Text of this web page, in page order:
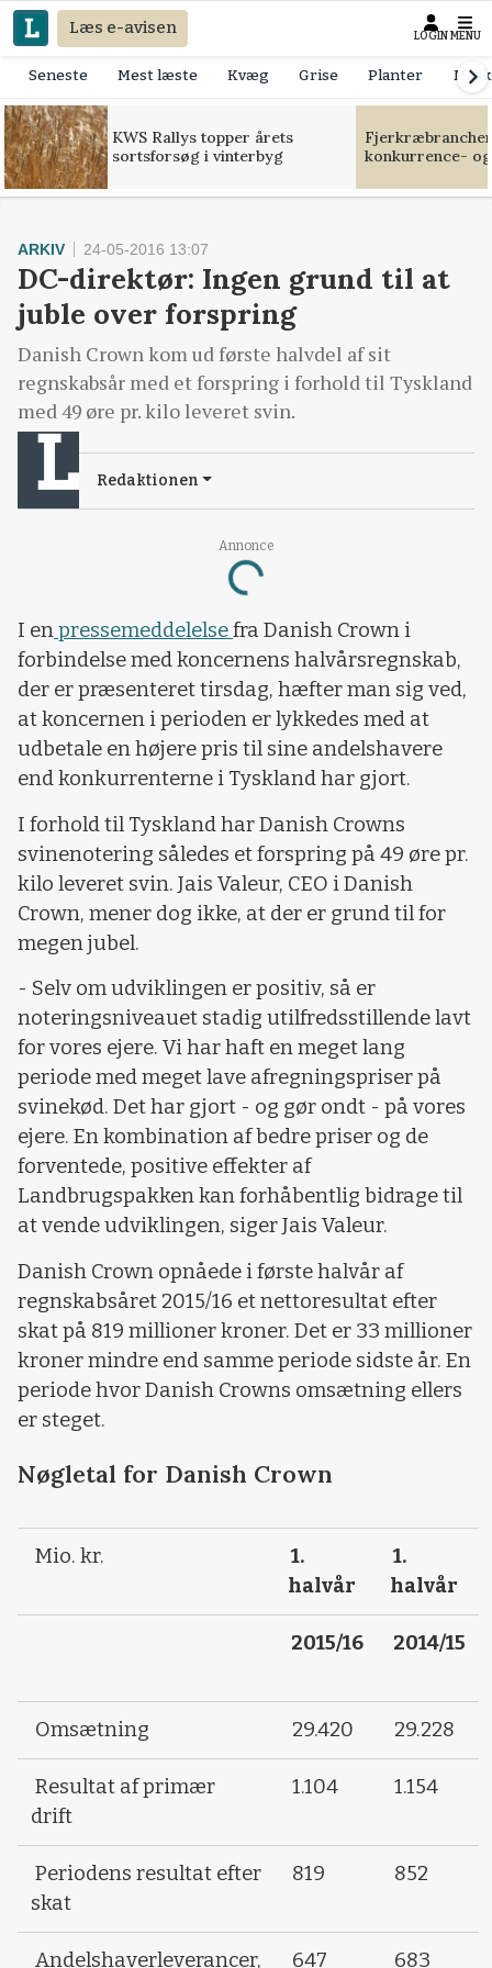
Læs e-avisen LOGIN MENU
Seneste Mest læste Kvæg Grise Planter
KWS Rallys topper årets
sortsforsøg i vinterbyg
konkurrence-
Annonce
Loading...
ARKIV 24-05-2016 13:07
DC-direktør: Ingen grund til at
juble over forspring
Danish Crown kom ud første halvdel af sit
regnskabsår med et forspring i forhold til Tyskland
med 49 øre pr. kilo leveret svin.
Redaktionen
I enpressemeddelelsefra Danish Crown i
forbindelse med koncernens halvårsregnskab,
der er præsenteret tirsdag, hæfter man sig ved,
at koncernen i perioden er lykkedes med at
udbetale en højere pris til sine andelshavere
end konkurrenterne i Tyskland har gjort.
I forhold til Tyskland har Danish Crowns
svinenotering således et forspring på 49 øre pr.
kilo leveret svin. Jais Valeur, CEO i Danish
Crown, mener dog ikke, at der er grund til for
megen jubel.
- Selv om udviklingen er positiv, så er
noteringsniveauet stadig utilfredsstillende lavt
for vores ejere. Vi har haft en meget lang
periode med meget lave afregningspriser på
svinekød. Det har gjort - og gør ondt - på vores
ejere. En kombination af bedre priser og de
forventede, positive effekter af
Landbrugspakken kan forhåbentlig bidrage til
at vende udviklingen, siger Jais Valeur.
Danish Crown opnåede i første halvår af
regnskabsåret 2015/16 et nettoresultat efter
skat på 819 millioner kroner. Det er 33 millioner
kroner mindre end samme periode sidste år. En
periode hvor Danish Crowns omsætning ellers
er steget.
Nøgletal for Danish Crown
Mio. kr.
1.
halvår
1.
halvår
2015/16 2014/15
Omsætning 29.420 29.228
Resultat af primær
drift
1.104 1.154
Periodens resultat efter
skat
819 852
Andelshaverleverancer, 647 683